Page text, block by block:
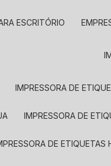
ESCRITÓRIO
IMPRESSORA DE
IMPRESSORA DE
DE ETIQUETAS